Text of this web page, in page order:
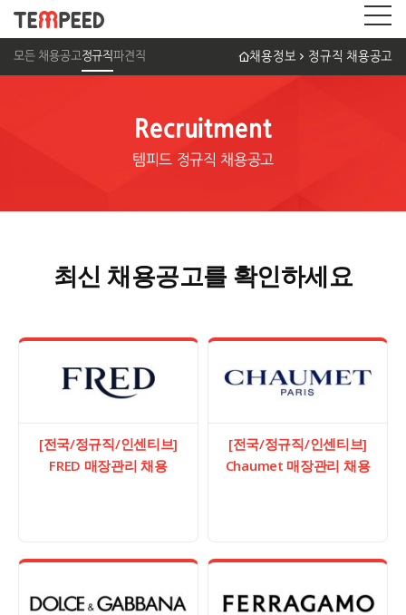
모든 채용공고정규직파견직 채용정보 정규직 채용공고
Recruitment
템피드 정규직 채용공고
최신 채용공고를 확인하세요
[전국/정규직/인센티브]
FRED 매장관리 채용
[전국/정규직/인센티브]
Chaumet 매장관리 채용